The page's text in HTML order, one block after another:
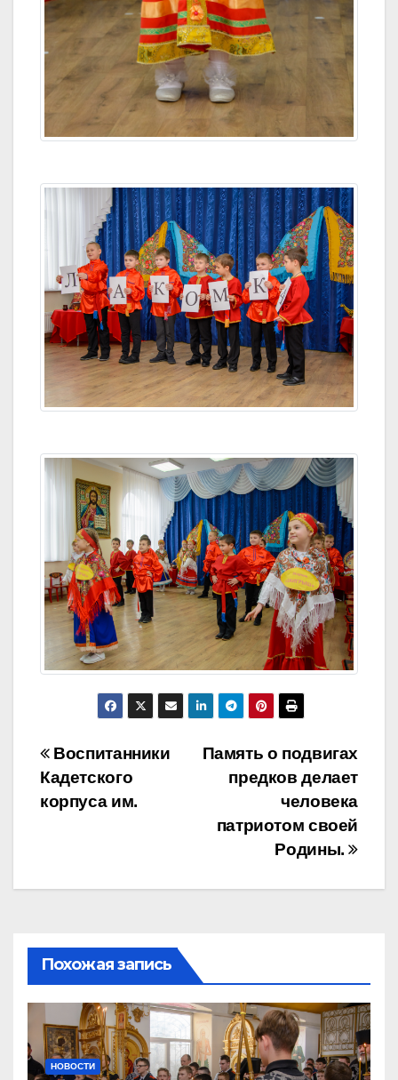
Навигация
по
Память о подвигах
предков делает
человека
патриотом своей
Родины.
Воспитанники
Кадетского
корпуса им.
Похожая запись
НОВОСТИ